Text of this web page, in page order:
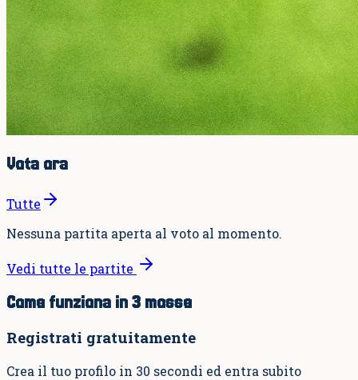
Vota ora
Tutte
Nessuna partita aperta al voto al momento.
Vedi tutte le partite
Come funziona in 3 mosse
Registrati gratuitamente
Crea il tuo profilo in 30 secondi ed entra subito